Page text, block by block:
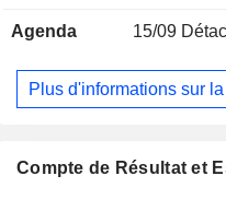
Hobbs, au Nouveau-
permettant la gestion des
l'achèvement des puits
solutions logicielles, ainsi
Agenda 15/09
Plus d'informations sur
Compte de Résultat et